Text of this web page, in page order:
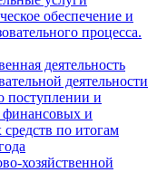
обеспечение и
процесса.
деятельность
деятельности
поступлении и
финансовых и
по итогам
хозяйственной